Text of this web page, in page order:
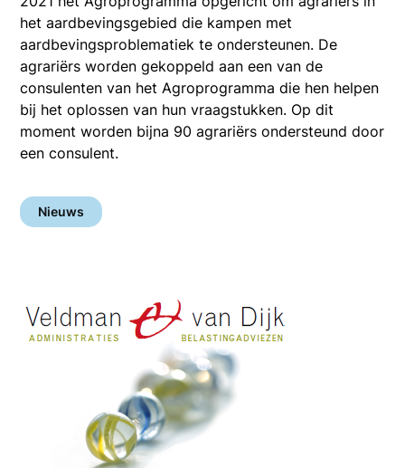
het aardbevingsgebied die kampen met
aardbevingsproblematiek te ondersteunen. De
agrariërs worden gekoppeld aan een van de
consulenten van het Agroprogramma die hen helpen
bij het oplossen van hun vraagstukken. Op dit
moment worden bijna 90 agrariërs ondersteund door
een consulent.
Nieuws